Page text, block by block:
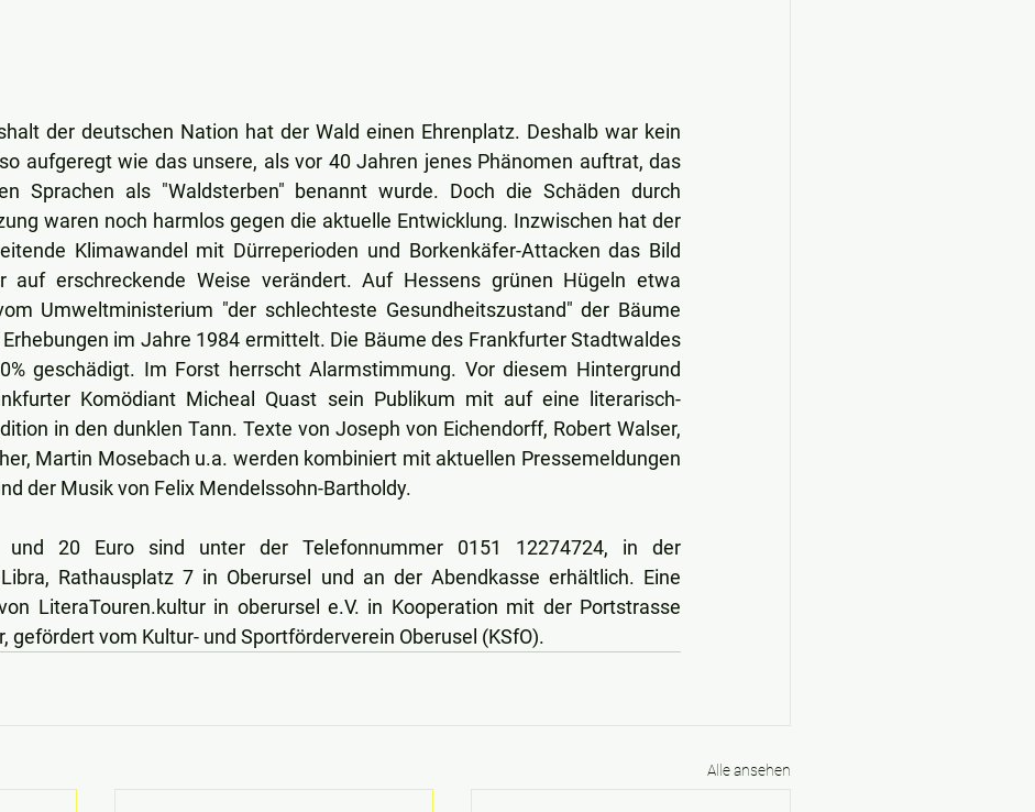
der deutschen Nation hat der Wald einen Ehrenplatz. Deshalb war kein
aufgeregt wie das unsere, als vor 40 Jahren jenes Phänomen auftrat, das
Sprachen als "Waldsterben" benannt wurde. Doch die Schäden durch
waren noch harmlos gegen die aktuelle Entwicklung. Inzwischen hat der
Klimawandel mit Dürreperioden und Borkenkäfer-Attacken das Bild
auf erschreckende Weise verändert. Auf Hessens grünen Hügeln etwa
Umweltministerium "der schlechteste Gesundheitszustand" der Bäume
im Jahre 1984 ermittelt. Die Bäume des Frankfurter Stadtwaldes
geschädigt. Im Forst herrscht Alarmstimmung. Vor diesem Hintergrund
Komödiant Micheal Quast sein Publikum mit auf eine literarisch-
in den dunklen Tann. Texte von Joseph von Eichendorff, Robert Walser,
Martin Mosebach u.a. werden kombiniert mit aktuellen Pressemeldungen
der Musik von Felix Mendelssohn-Bartholdy.
20 Euro sind unter der Telefonnummer 0151 12274724, in der
Rathausplatz 7 in Oberursel und an der Abendkasse erhältlich. Eine
LiteraTouren.kultur in oberursel e.V. in Kooperation mit der Portstrasse
gefördert vom Kultur- und Sportförderverein Oberusel (KSfO).
Alle ansehen